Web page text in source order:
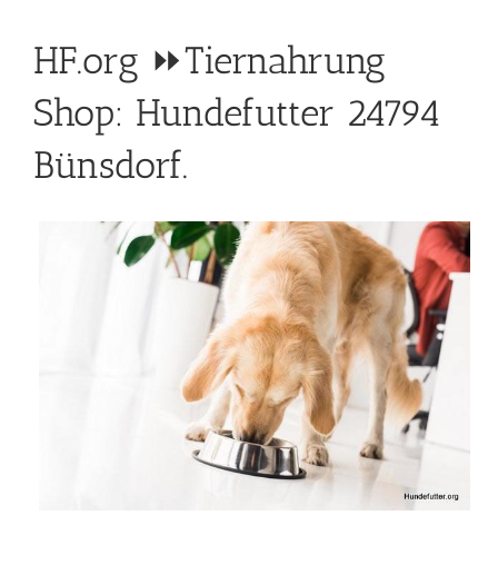
HF.org ⏩Tiernahrung
Shop: Hundefutter 24794
Bünsdorf.